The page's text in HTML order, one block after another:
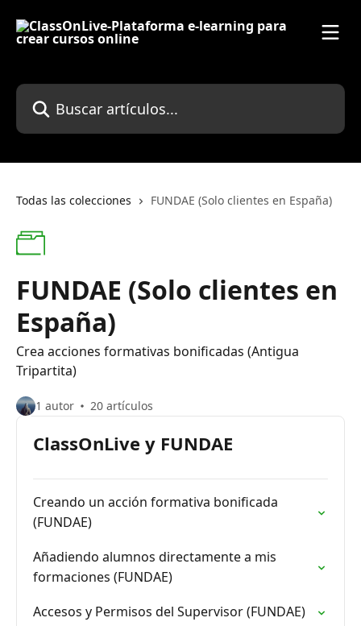
Buscar artículos...
Todas las colecciones FUNDAE (Solo clientes en España)
FUNDAE (Solo clientes en
España)
Crea acciones formativas bonificadas (Antigua
Tripartita)
1 autor 20 artículos
ClassOnLive y FUNDAE
Creando un acción formativa bonificada
(FUNDAE)
Añadiendo alumnos directamente a mis
formaciones (FUNDAE)
Accesos y Permisos del Supervisor (FUNDAE)